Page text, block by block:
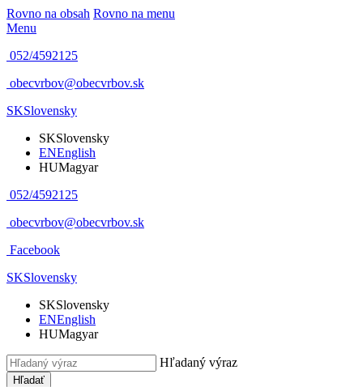
Rovno na obsah Rovno na menu
Menu
052/4592125
obecvrbov@obecvrbov.sk
SKSlovensky
SKSlovensky
ENEnglish
HUMagyar
052/4592125
obecvrbov@obecvrbov.sk
Facebook
SKSlovensky
SKSlovensky
ENEnglish
HUMagyar
Hľadaný výraz
Hľadať